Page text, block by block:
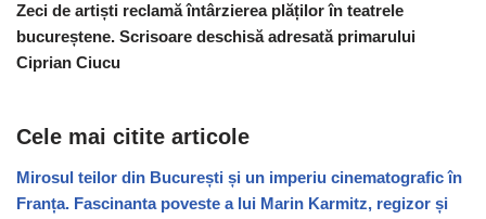
Zeci de artiști reclamă întârzierea plăților în teatrele
bucureștene. Scrisoare deschisă adresată primarului
Ciprian Ciucu
Cele mai citite articole
Mirosul teilor din București și un imperiu cinematografic în
Franța. Fascinanta poveste a lui Marin Karmitz, regizor și